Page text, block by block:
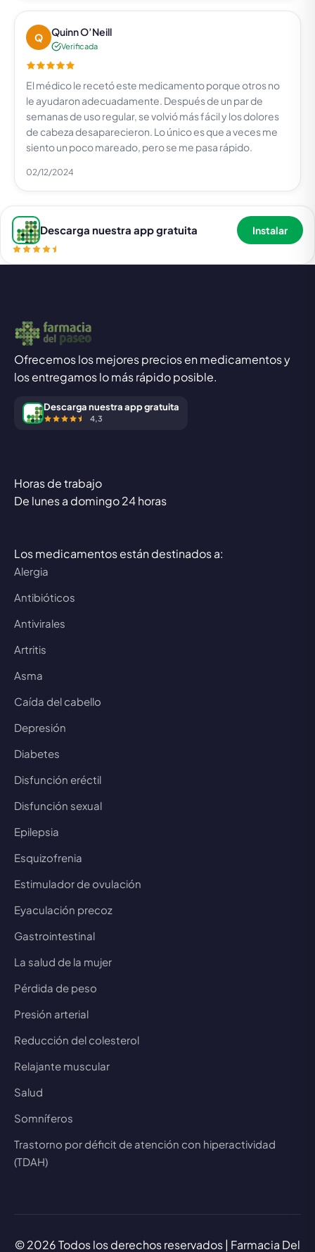
Q Quinn O’Neill
Verificada
El médico le recetó este medicamento porque otros no
le ayudaron adecuadamente. Después de un par de
semanas de uso regular, se volvió más fácil y los dolores
de cabeza desaparecieron. Lo único es que a veces me
siento un poco mareado, pero se me pasa rápido.
02/12/2024
Descarga nuestra app gratuita Instalar
Ofrecemos los mejores precios en medicamentos y
los entregamos lo más rápido posible.
Descarga nuestra app gratuita
4,3
Horas de trabajo
De lunes a domingo 24 horas
Los medicamentos están destinados a:
Alergia
Antibióticos
Antivirales
Artritis
Asma
Caída del cabello
Depresión
Diabetes
Disfunción eréctil
Disfunción sexual
Epilepsia
Esquizofrenia
Estimulador de ovulación
Eyaculación precoz
Gastrointestinal
La salud de la mujer
Pérdida de peso
Presión arterial
Reducción del colesterol
Relajante muscular
Salud
Somníferos
Trastorno por déficit de atención con hiperactividad
(TDAH)
© 2026 Todos los derechos reservados | Farmacia Del